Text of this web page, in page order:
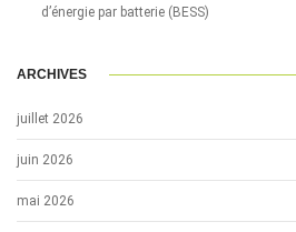
d’énergie par batterie (BESS)
ARCHIVES
juillet 2026
juin 2026
mai 2026